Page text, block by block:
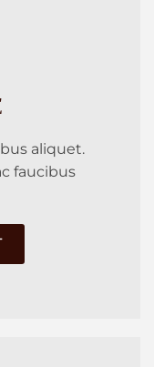
aliquet.
faucibus